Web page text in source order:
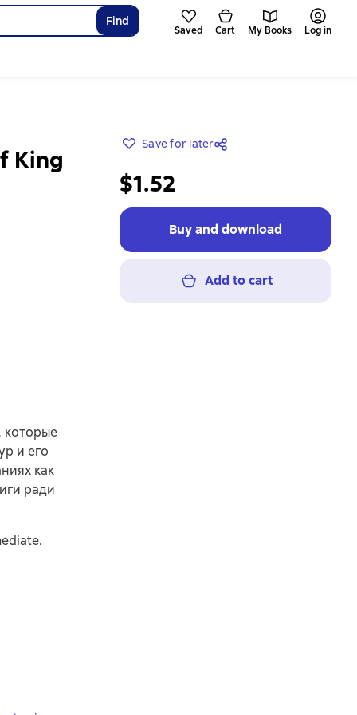
Find
Saved Cart My Books Log in
King
Save for later
$1.52
Buy and download
Add to cart
которые
и его
как
ради